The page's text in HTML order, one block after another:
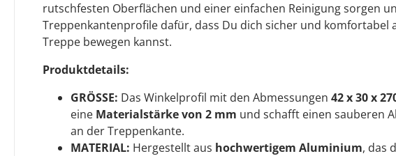
rutschfesten Oberflächen und einer einfachen Reinigung sorgen
Treppenkantenprofile dafür, dass Du dich sicher und komfortabel
Treppe bewegen kannst.
Produktdetails:
GRÖSSE: Das Winkelprofil mit den Abmessungen 42 x 30 x
eine Materialstärke von 2 mm und schafft einen sauberen
an der Treppenkante.
MATERIAL: Hergestellt aus hochwertigem Aluminium, das